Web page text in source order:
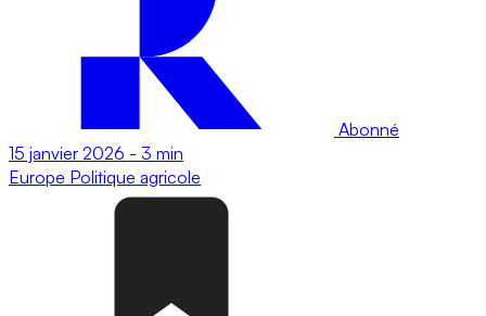
Abonné
15 janvier 2026 - 3 min
Europe Politique agricole